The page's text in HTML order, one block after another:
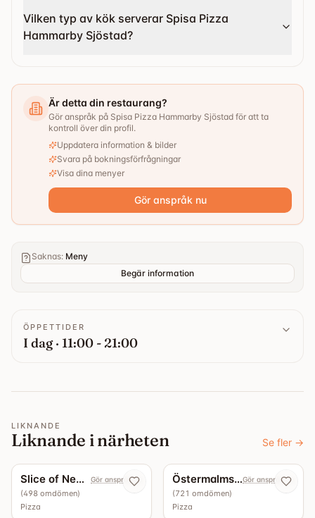
Vilken typ av kök serverar Spisa Pizza
Hammarby Sjöstad?
Är detta din restaurang?
Gör anspråk på Spisa Pizza Hammarby Sjöstad för att ta
kontroll över din profil.
Uppdatera information & bilder
Svara på bokningsförfrågningar
Visa dina menyer
Gör anspråk nu
Saknas: Meny
Begär information
ÖPPETTIDER
I dag · 11:00 - 21:00
LIKNANDE
Liknande i närheten Se fler →
Slice of New York Gör anspråk nu
(498 omdömen)
Pizza
Östermalms PizzeriaGör anspråk nu
(721 omdömen)
Pizza